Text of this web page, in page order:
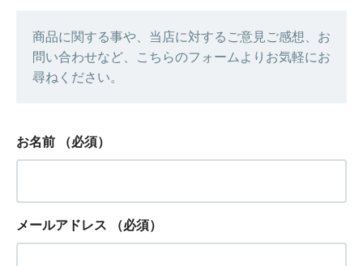
商品に関する事や、当店に対するご意見ご感想、お
問い合わせなど、こちらのフォームよりお気軽にお
尋ねください。
お名前 （必須）
メールアドレス （必須）